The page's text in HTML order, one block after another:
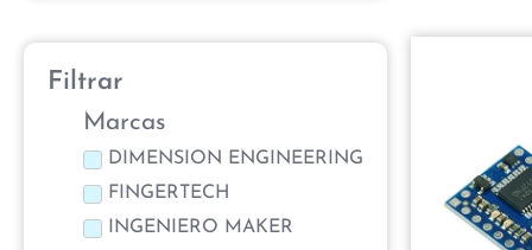
Filtrar
Marcas
DIMENSION ENGINEERING
FINGERTECH
INGENIERO MAKER